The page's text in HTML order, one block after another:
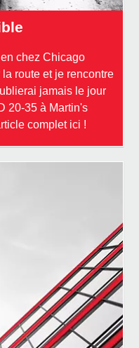
chez Chicago
route et je rencontre
jamais le jour
20-35 à Martin's
complet ici !